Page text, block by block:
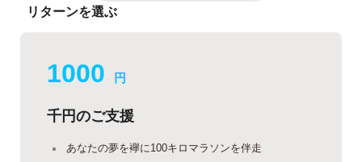
リターンを選ぶ
1000 円
千円のご支援
あなたの夢を襷に100キロマラソンを伴走